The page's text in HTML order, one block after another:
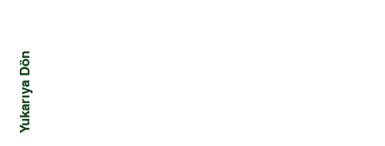
Yukarıya Dön